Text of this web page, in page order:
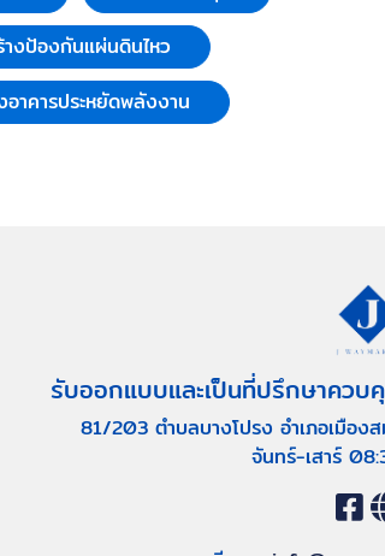
งป้องกันแผ่นดินไหว
าคารประหยัดพลังงาน
รับออกแบบและเป็นที่ปรึกษาควบ
81/203 ตำบลบางโปรง อำเภอเมือง
จันทร์-เสาร์